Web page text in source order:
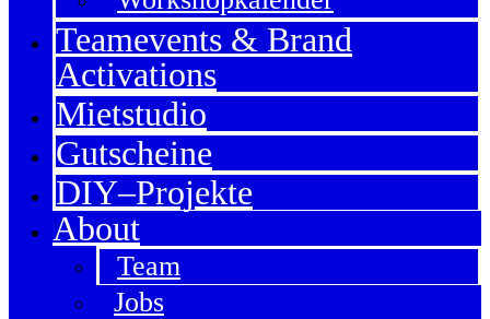
Teamevents & Brand
Activations
Mietstudio
Gutscheine
DIY–Projekte
About
Team
Jobs